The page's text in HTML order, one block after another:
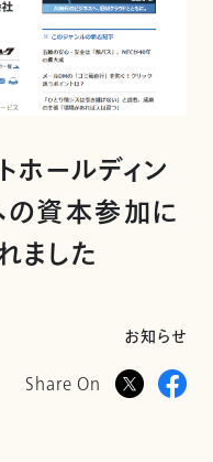
ホールディン
の資本参加に
ました
お知らせ
Share On